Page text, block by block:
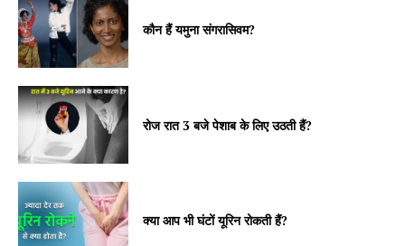
कौन हैं यमुना संगरासिवम?
रोज रात 3 बजे पेशाब के लिए उठती हैं?
क्या आप भी घंटों यूरिन रोकती हैं?